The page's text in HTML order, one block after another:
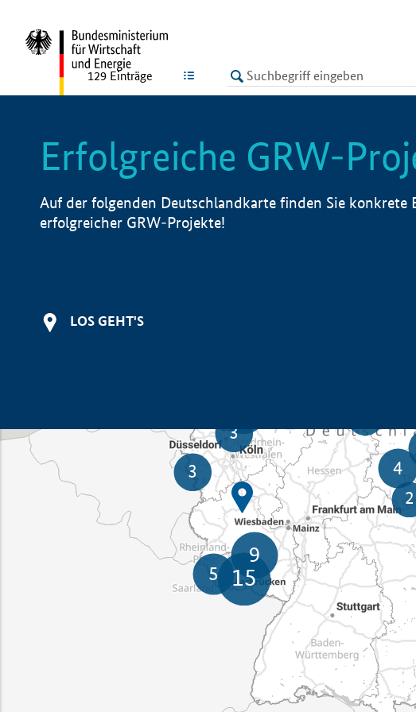
LISTE
129 Einträge
Erfolgreiche GRW-
Auf der folgenden Deutschlandkarte finden Sie konkrete
erfolgreicher GRW-Projekte!
LOS GEHT'S